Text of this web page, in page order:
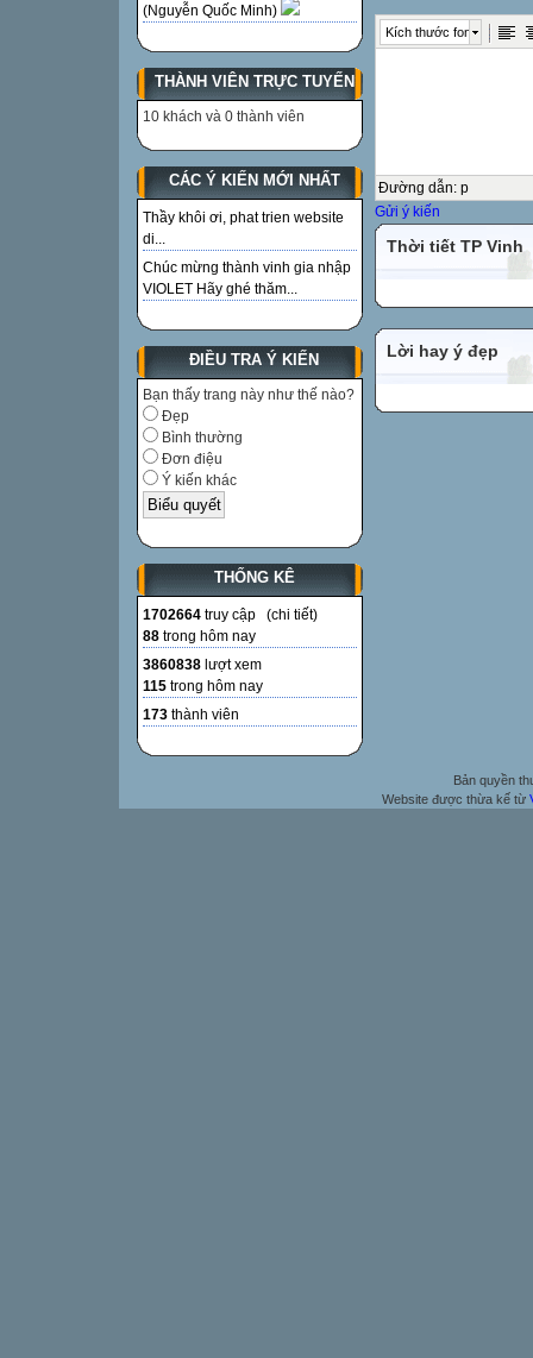
(Nguyễn Quốc Minh)
THÀNH VIÊN TRỰC TUYẾN
10 khách và 0 thành viên
CÁC Ý KIẾN MỚI NHẤT
Thầy khôi ơi, phat trien website
di...
Chúc mừng thành vinh gia nhập
VIOLET Hãy ghé thăm...
ĐIỀU TRA Ý KIẾN
Bạn thấy trang này như thế nào?
Đẹp
Bình thường
Đơn điệu
Ý kiến khác
THỐNG KÊ
1702664 truy cập (chi tiết)
88 trong hôm nay
3860838 lượt xem
115 trong hôm nay
173 thành viên
Kích thước font
Đường dẫn: p
Gửi ý kiến
Thời tiết TP Vinh
Lời hay ý đẹp
Bản quyền
Website được thừa kế từ